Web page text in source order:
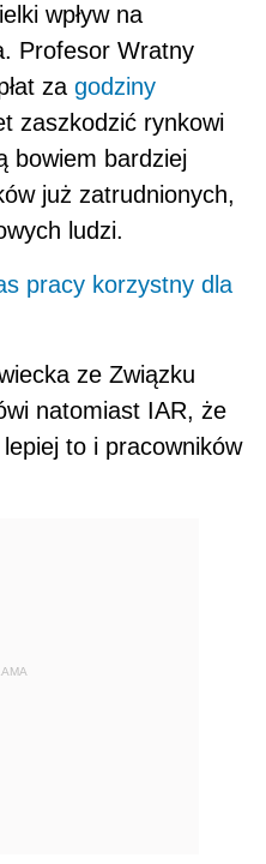
wpływ na
Profesor Wratny
za godziny
zaszkodzić rynkowi
bowiem bardziej
już zatrudnionych,
ludzi.
pracy korzystny dla
ze Związku
natomiast IAR, że
to i pracowników